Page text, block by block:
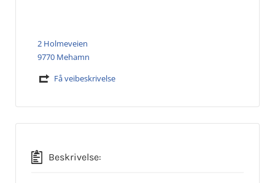
2 Holmeveien
9770 Mehamn
Få veibeskrivelse
Beskrivelse: